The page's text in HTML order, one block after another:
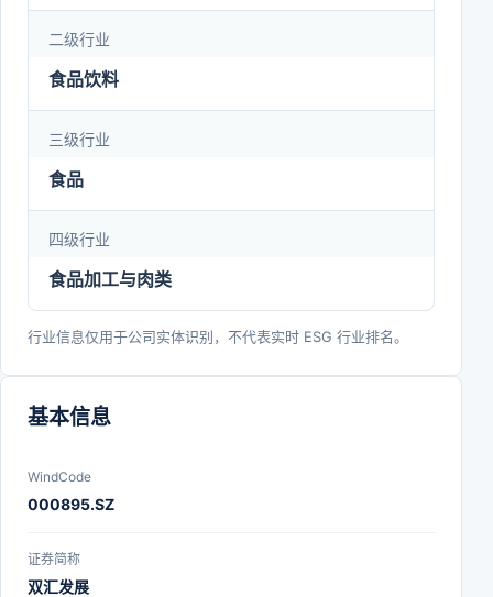
元化和消费情景多元化，推动产品结构向肉蛋奶菜粮
结合转变，向“一顿饭、一桌菜”转变，进一步推动产
品进家庭、上餐桌，让双汇产品成为大众健康生活的
陪伴者。同时，我们遵循国内外双循环发展，在国内
业务发展的基础上积极开展国际合作和国际贸易，依
托母公司万洲国际优势，实现全球化的资源整合。
二级行业
食品饮料
三级行业
食品
四级行业
食品加工与肉类
行业信息仅用于公司实体识别，不代表实时 ESG 行业排名。
基本信息
WindCode
000895.SZ
证券简称
双汇发展